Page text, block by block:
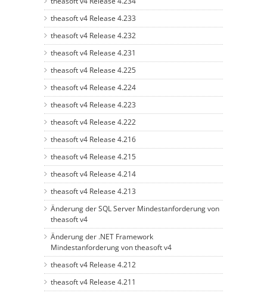
theasoft v4 Release 4.233
theasoft v4 Release 4.232
theasoft v4 Release 4.231
theasoft v4 Release 4.225
theasoft v4 Release 4.224
theasoft v4 Release 4.223
theasoft v4 Release 4.222
theasoft v4 Release 4.216
theasoft v4 Release 4.215
theasoft v4 Release 4.214
theasoft v4 Release 4.213
Änderung der SQL Server Mindestanforderung von
theasoft v4
Änderung der .NET Framework
Mindestanforderung von theasoft v4
theasoft v4 Release 4.212
theasoft v4 Release 4.211